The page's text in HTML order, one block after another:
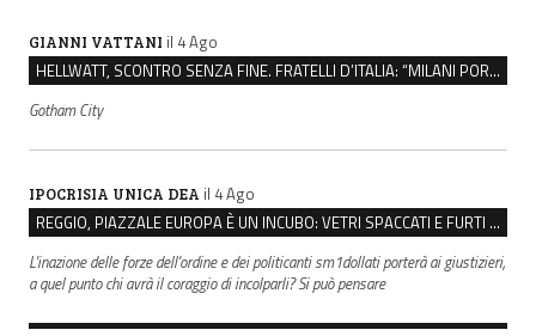
GIANNI VATTANI il 4 Ago
HELLWATT, SCONTRO SENZA FINE. FRATELLI D’ITALIA: “MILANI PORTA DOCUMENTI, DE FRANCO INSULTI”
Gotham City
IPOCRISIA UNICA DEA il 4 Ago
REGGIO, PIAZZALE EUROPA È UN INCUBO: VETRI SPACCATI E FURTI SULLE AUTO IN SOSTA
L'inazione delle forze dell'ordine e dei politicanti sm1dollati porterà ai giustizieri,
a quel punto chi avrà il coraggio di incolparli? Si può pensare